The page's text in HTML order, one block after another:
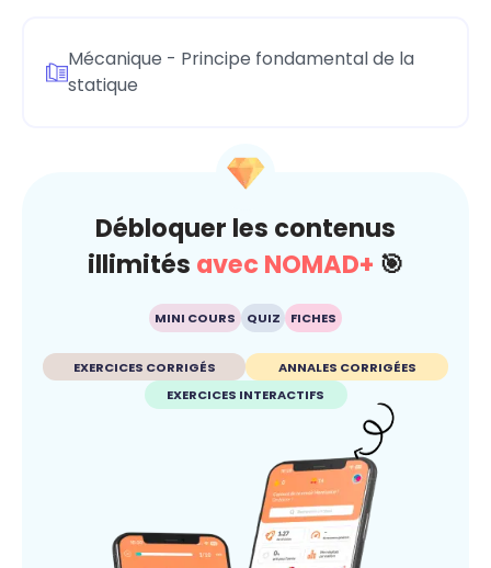
Mécanique - Principe fondamental de la
statique
Débloquer les contenus
illimités avec NOMAD+ 🎯
MINI COURS QUIZ FICHES
EXERCICES CORRIGÉS
ANNALES CORRIGÉES
EXERCICES INTERACTIFS